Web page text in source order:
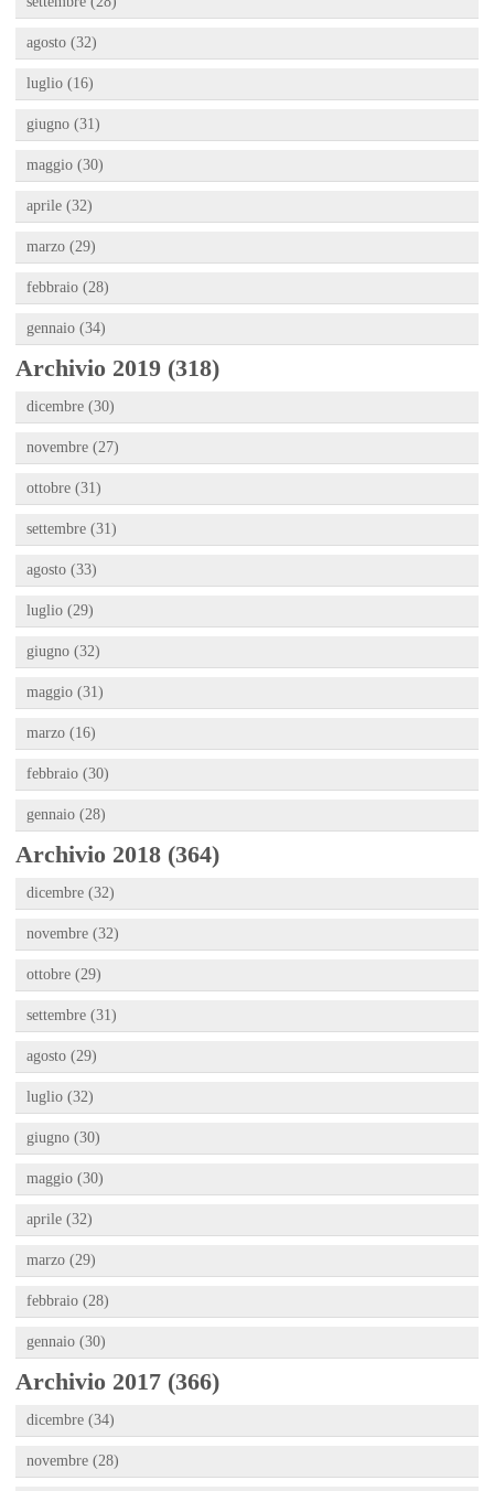
agosto (32)
luglio (16)
giugno (31)
maggio (30)
aprile (32)
marzo (29)
febbraio (28)
gennaio (34)
Archivio 2019 (318)
dicembre (30)
novembre (27)
ottobre (31)
settembre (31)
agosto (33)
luglio (29)
giugno (32)
maggio (31)
marzo (16)
febbraio (30)
gennaio (28)
Archivio 2018 (364)
dicembre (32)
novembre (32)
ottobre (29)
settembre (31)
agosto (29)
luglio (32)
giugno (30)
maggio (30)
aprile (32)
marzo (29)
febbraio (28)
gennaio (30)
Archivio 2017 (366)
dicembre (34)
novembre (28)